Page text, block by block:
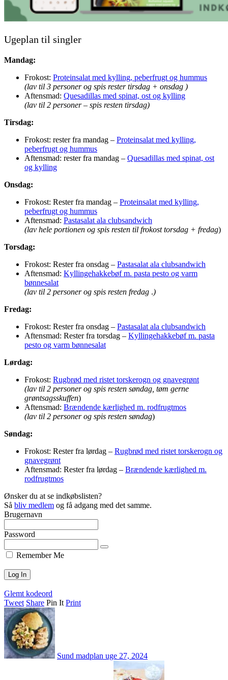
Ugeplan til singler
Mandag:
Frokost: Proteinsalat med kylling, peberfrugt og hummus
(lav til 3 personer og spis rester tirsdag + onsdag )
Aftensmad: Quesadillas med spinat, ost og kylling
(lav til 2 personer – spis resten tirsdag)
Tirsdag:
Frokost: rester fra mandag – Proteinsalat med kylling,
peberfrugt og hummus
Aftensmad: rester fra mandag – Quesadillas med spinat, ost
og kylling
Onsdag:
Frokost: Rester fra mandag – Proteinsalat med kylling,
peberfrugt og hummus
Aftensmad: Pastasalat ala clubsandwich
(lav hele portionen og spis resten til frokost torsdag + fredag)
Torsdag:
Frokost: Rester fra onsdag – Pastasalat ala clubsandwich
Aftensmad: Kyllingehakkebøf m. pasta pesto og varm
bønnesalat
(lav til 2 personer og spis resten fredag .)
Fredag:
Frokost: Rester fra onsdag – Pastasalat ala clubsandwich
Aftensmad: Rester fra torsdag – Kyllingehakkebøf m. pasta
pesto og varm bønnesalat
Lørdag:
Frokost: Rugbrød med ristet torskerogn og gnavegrønt
(lav til 2 personer og spis resten søndag, tøm gerne
grøntsagsskuffen)
Aftensmad: Brændende kærlighed m. rodfrugtmos
(lav til 2 personer og spis resten søndag)
Søndag:
Frokost: Rester fra lørdag – Rugbrød med ristet torskerogn og
gnavegrønt
Aftensmad: Rester fra lørdag – Brændende kærlighed m.
rodfrugtmos
Ønsker du at se indkøbslisten?
Så bliv medlem og få adgang med det samme.
Brugernavn
Password
Remember Me
Glemt kodeord
Tweet Share Pin It Print
Sund madplan uge 27, 2024